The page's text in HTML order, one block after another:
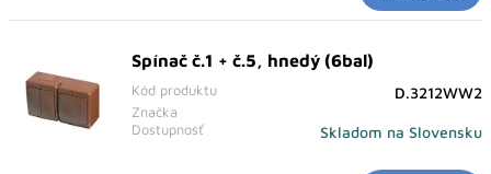
Spínač č.1 + č.5, hnedý (6bal)
Značka
Kód produktu D.3212WW2
Dostupnosť Skladom na Slovensku